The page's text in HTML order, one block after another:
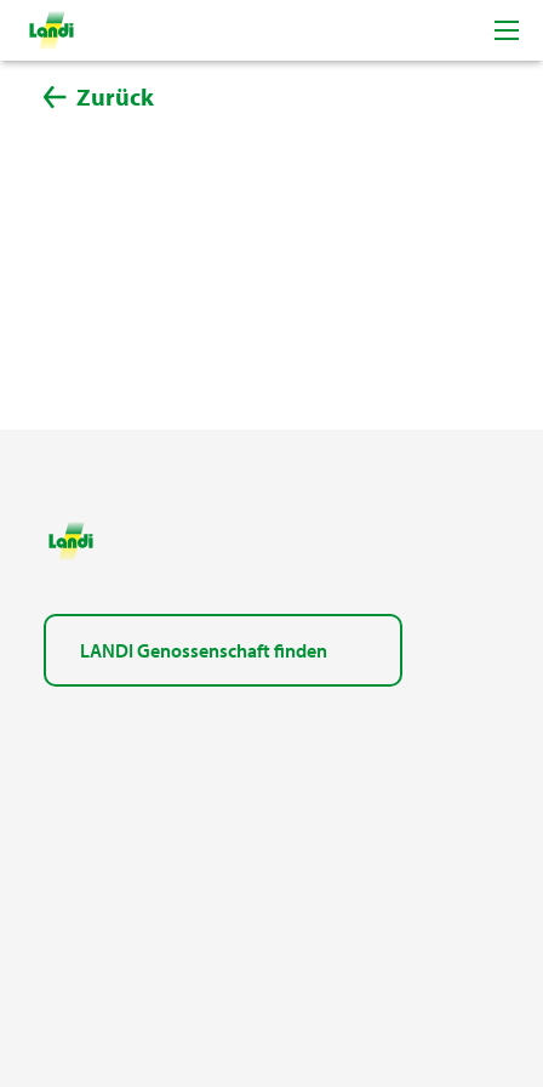
Zurück
LANDI Genossenschaft finden